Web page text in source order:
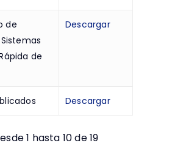
de
de
Descargar
Descargar
1 hasta 10 de 19